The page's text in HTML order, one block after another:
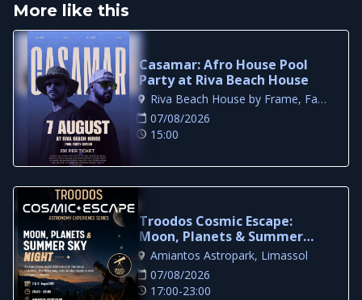
More like this
Casamar: Afro House Pool
Party at Riva Beach House
Riva Beach House by Frame, Famagusta
07/08/2026
15:00
Troodos Cosmic Escape:
Moon, Planets & Summer
Sky Night in Limassol
Amiantos Astropark, Limassol
07/08/2026
17:00-23:00